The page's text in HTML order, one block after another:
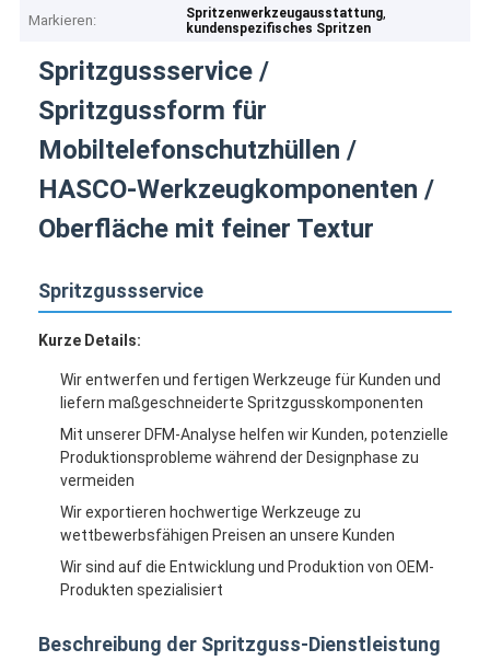
Markieren:
Spritzenwerkzeugausstattung,
kundenspezifisches Spritzen
Spritzgussservice /
Spritzgussform für
Mobiltelefonschutzhüllen /
HASCO-Werkzeugkomponenten /
Oberfläche mit feiner Textur
Spritzgussservice
Kurze Details:
Wir entwerfen und fertigen Werkzeuge für Kunden und
liefern maßgeschneiderte Spritzgusskomponenten
Mit unserer DFM-Analyse helfen wir Kunden, potenzielle
Produktionsprobleme während der Designphase zu
vermeiden
Wir exportieren hochwertige Werkzeuge zu
wettbewerbsfähigen Preisen an unsere Kunden
Wir sind auf die Entwicklung und Produktion von OEM-
Produkten spezialisiert
Beschreibung der Spritzguss-Dienstleistung